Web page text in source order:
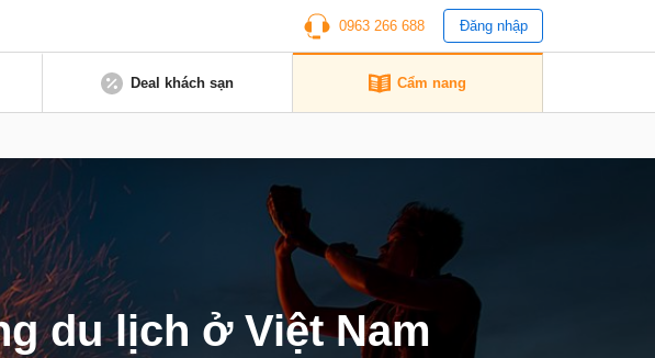
0963 266 688 Đăng nhập
Deal khách sạn Cẩm nang
du lịch ở Việt Nam